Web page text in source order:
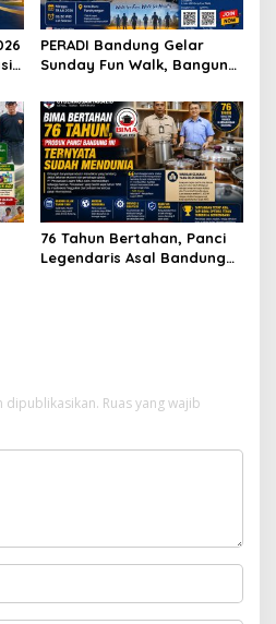
PERADI Bandung Gelar
Sunday Fun Walk, Bangun
Integritas Advokat
76 Tahun Bertahan, Panci
Legendaris Asal Bandung
dipublikasikan. Ruas yang wajib